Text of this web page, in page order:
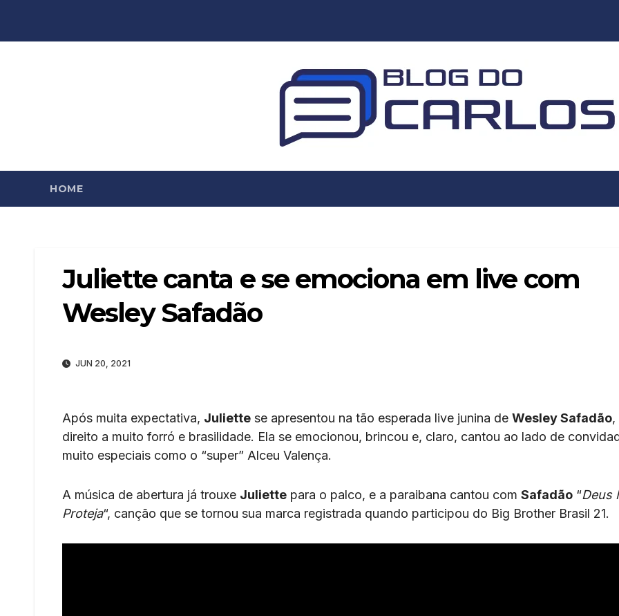
HOME
Juliette canta e se emociona em live com
Wesley Safadão
JUN 20, 2021
Após muita expectativa, Juliette se apresentou na tão esperada live junina de Wesley Safadão,
direito a muito forró e brasilidade. Ela se emocionou, brincou e, claro, cantou ao lado de
muito especiais como o “super” Alceu Valença.
A música de abertura já trouxe Juliette para o palco, e a paraibana cantou com Safadão “Deus
Proteja“, canção que se tornou sua marca registrada quando participou do Big Brother Brasil 21.